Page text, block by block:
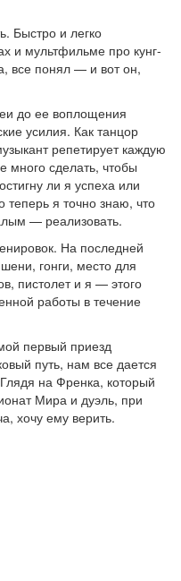
Быстро и легко
и мультфильме про кунг-
все понял — и вот он,
до ее воплощения
усилия. Как танцор
репетирует каждую
много сделать, чтобы
ли я успеха или
теперь я точно знаю, что
— реализовать.
На последней
гонги, место для
пистолет и я — этого
работы в течение
первый приезд
путь, нам все дается
на Френка, который
Мира и дуэль, при
хочу ему верить.